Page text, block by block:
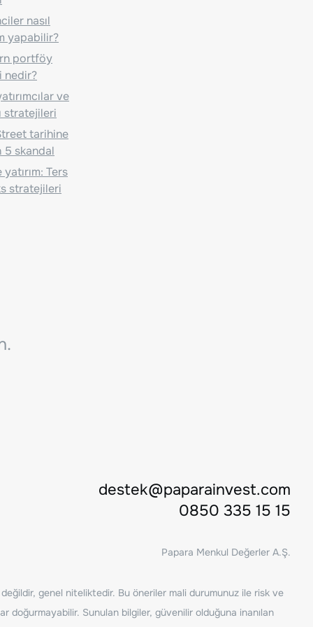
nasıl
yapabilir?
portföy
nedir?
ve
stratejileri
tarihine
5 skandal
Ters
stratejileri
destek@paparainvest.com
0850 335 15 15
Papara Menkul Değerler A.Ş.
değildir, genel niteliktedir. Bu öneriler mali durumunuz ile risk ve
doğurmayabilir. Sunulan bilgiler, güvenilir olduğuna inanılan